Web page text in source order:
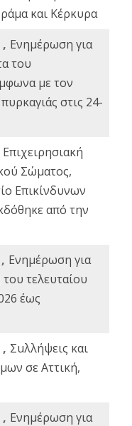
και Κέρκυρα
Ενημέρωση για
του
με τον
στις 24-
Επιχειρησιακή
Σώματος,
Επικίνδυνων
από την
Ενημέρωση για
τελευταίου
έως
Σuλλήψεις και
σε Αττική,
Ενημέρωση για